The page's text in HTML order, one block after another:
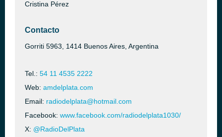
Cristina Pérez
Contacto
Gorriti 5963, 1414 Buenos Aires, Argentina
Tel.: 54 11 4535 2222
Web: amdelplata.com
Email: radiodelplata@hotmail.com
Facebook: www.facebook.com/radiodelplata1030/
X: @RadioDelPlata